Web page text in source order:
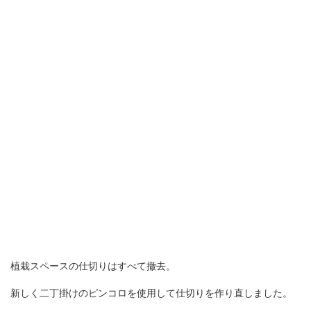
植栽スペースの仕切りはすべて撤去。
新しく二丁掛けのピンコロを使用して仕切りを作り直しました。